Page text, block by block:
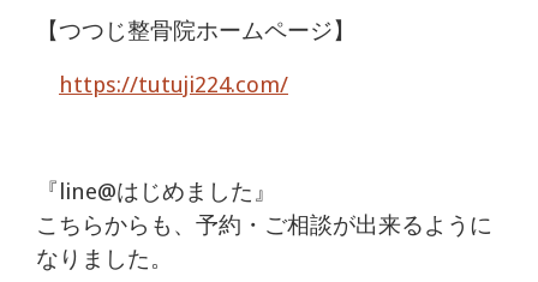
【つつじ整骨院ホームページ】
https://tutuji224.com/
『line@はじめました』
こちらからも、予約・ご相談が出来るように
なりました。